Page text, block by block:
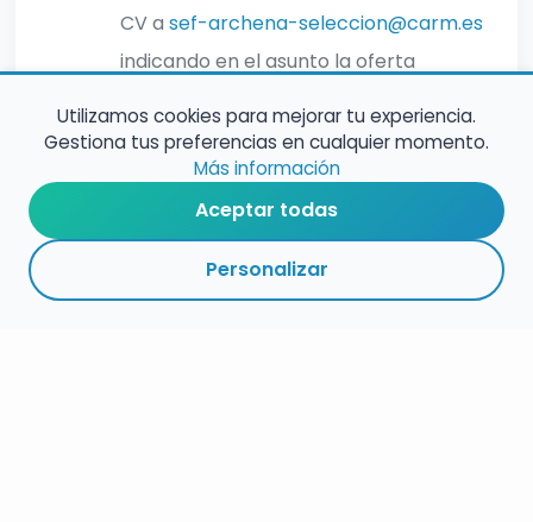
CV a sef-archena-seleccion@carm.es
indicando en el asunto la oferta
RESUMEN PLAZOS ESPECIALIDAD ENLACES SEGUIR
Utilizamos cookies para mejorar tu experiencia.
Gestiona tus preferencias en cualquier momento.
Más información
Aceptar todas
Personalizar